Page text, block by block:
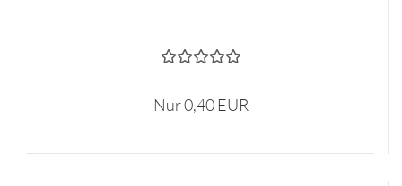
Nur 0,40 EUR